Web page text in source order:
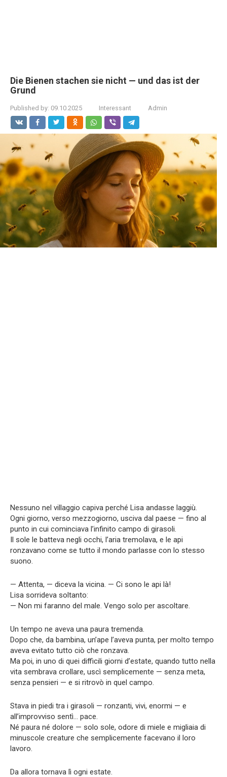
Die Bienen stachen sie nicht — und das ist der
Grund
Published by: 09.10.2025 Interessant Admin
Nessuno nel villaggio capiva perché Lisa andasse laggiù.
Ogni giorno, verso mezzogiorno, usciva dal paese — fino al
punto in cui cominciava l’infinito campo di girasoli.
Il sole le batteva negli occhi, l’aria tremolava, e le api
ronzavano come se tutto il mondo parlasse con lo stesso
suono.
— Attenta, — diceva la vicina. — Ci sono le api là!
Lisa sorrideva soltanto:
— Non mi faranno del male. Vengo solo per ascoltare.
Un tempo ne aveva una paura tremenda.
Dopo che, da bambina, un’ape l’aveva punta, per molto tempo
aveva evitato tutto ciò che ronzava.
Ma poi, in uno di quei difficili giorni d’estate, quando tutto nella
vita sembrava crollare, uscì semplicemente — senza meta,
senza pensieri — e si ritrovò in quel campo.
Stava in piedi tra i girasoli — ronzanti, vivi, enormi — e
all’improvviso sentì… pace.
Né paura né dolore — solo sole, odore di miele e migliaia di
minuscole creature che semplicemente facevano il loro
lavoro.
Da allora tornava lì ogni estate.